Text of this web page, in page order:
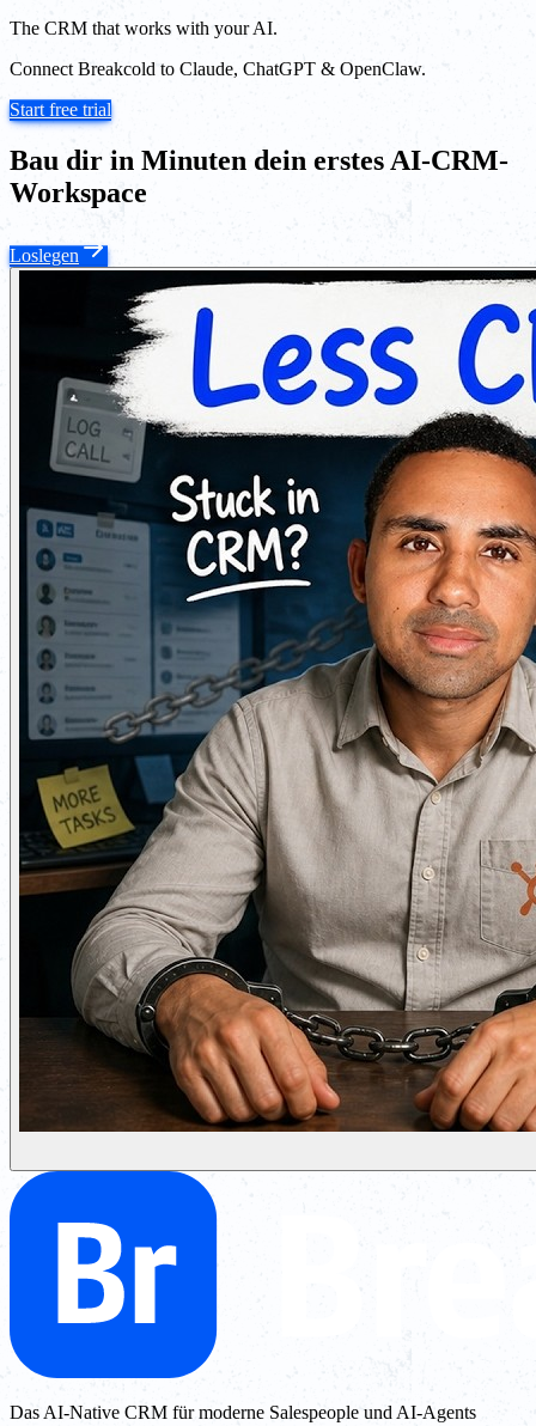
The CRM that works with your AI.
Connect Breakcold to Claude, ChatGPT & OpenClaw.
Start free trial
Bau dir in Minuten dein erstes AI-CRM-
Workspace
Loslegen
Das AI-Native CRM für moderne Salespeople und AI-Agents